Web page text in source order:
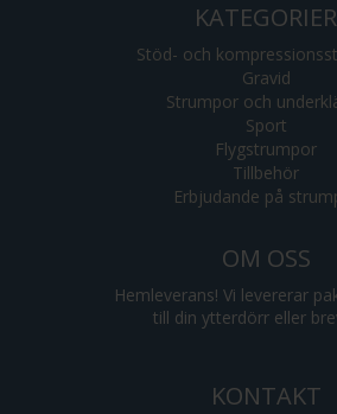
KATEGORIER
Stöd- och
Gravid
Strumpor och
Sport
Flygstrumpor
Tillbehör
Erbjudande på
OM OSS
Hemleverans! Vi levererar
till din ytterdörr eller
KONTAKT